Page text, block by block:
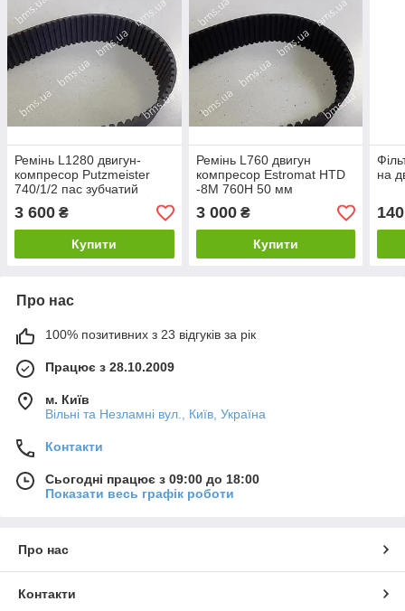
Ремінь L1280 двигун-
компресор Putzmeister
740/1/2 пас зубчатий
3 600 ₴
Купити
Ремінь L760 двигун
компресор Estromat HTD
-8M 760H 50 мм
3 000₴
Купити
на
140
Про нас
100% позитивних з 23 відгуків за рік
Працює з 28.10.2009
м. Київ
Вільні та Незламні вул., Київ, Україна
Контакти
Сьогодні працює з 09:00 до 18:00
Показати весь графік роботи
Про нас
Контакти